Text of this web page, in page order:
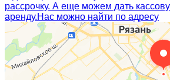
рассрочку. А еще можем дать
аренду.Нас можно найти по адресу